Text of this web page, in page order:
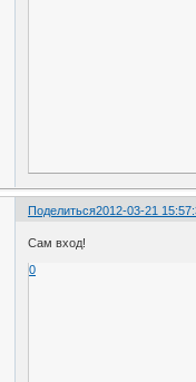
Поделиться2012-03-21
Сам вход!
0